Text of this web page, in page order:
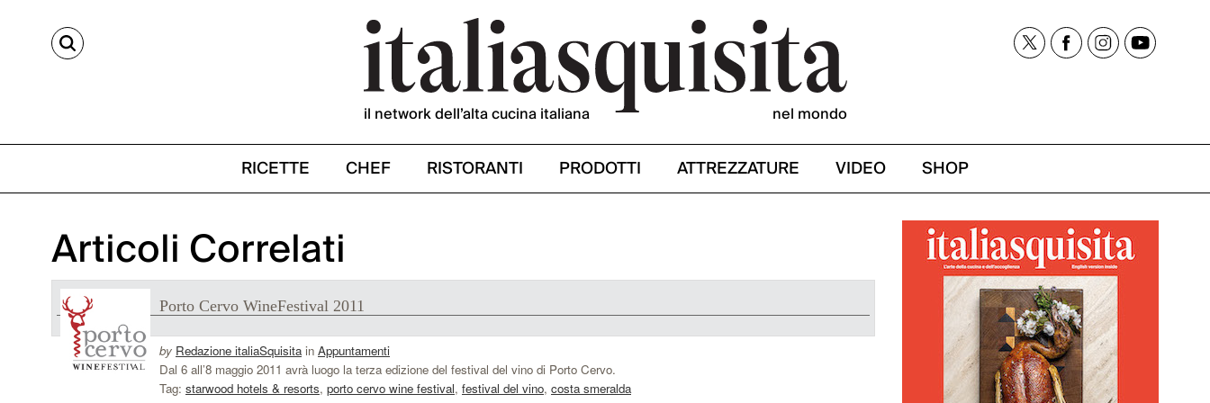
CERCA
il network dell’alta cucina italiana nel mondo
RICETTE CHEF RISTORANTI PRODOTTI ATTREZZATURE VIDEO SHOP
Articoli Correlati
Porto Cervo WineFestival 2011
by Redazione italiaSquisitain Appuntamenti
Dal 6 all’8 maggio 2011 avrà luogo la terza edizione del festival del vino di Porto Cervo.
Tag: starwood hotels & resorts, porto cervo wine festival, festival del vino, costa smeralda